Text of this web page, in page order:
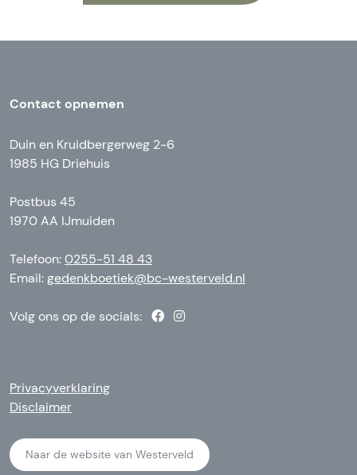
Contact opnemen
Duin en Kruidbergerweg 2-6
1985 HG Driehuis
Postbus 45
1970 AA IJmuiden
Telefoon:0255-51 48 43
Email:gedenkboetiek@bc-westerveld.nl
Volg ons op de socials:
Privacyverklaring
Disclaimer
Naar de website van Westerveld